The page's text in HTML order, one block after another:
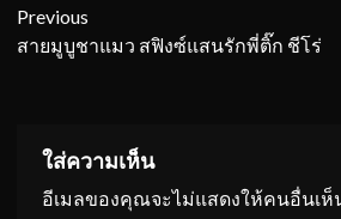
Continue
Reading
Previous
สายมูบูชาแมว สฟิงซ์แสนรักพี่ติ๊ก ชีโร่
ใส่ความเห็น
อีเมลของคุณจะไม่แสดงให้คนอื่นเห็